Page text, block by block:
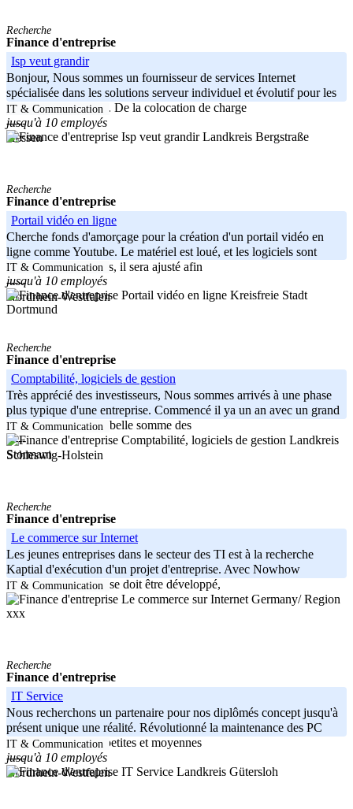
Recherche
Finance d'entreprise
Isp veut grandir
Bonjour, Nous sommes un fournisseur de services Internet
spécialisée dans les solutions serveur individuel et évolutif pour les
clients commerciaux. De la colocation de charge
-----
Hessen
IT & Communication
jusqu'à 10 employés
Landkreis Bergstraße
Recherche
Finance d'entreprise
Portail vidéo en ligne
Cherche fonds d'amorçage pour la création d'un portail vidéo en
ligne comme Youtube. Le matériel est loué, et les logiciels sont
achetés et développés, il sera ajusté afin
-----
Nordrhein-Westfalen
IT & Communication
jusqu'à 10 employés
Kreisfreie Stadt
Dortmund
Recherche
Finance d'entreprise
Comptabilité, logiciels de gestion
Très apprécié des investisseurs, Nous sommes arrivés à une phase
plus typique d'une entreprise. Commencé il ya un an avec un grand
enthousiasme et une belle somme des
-----
Schleswig-Holstein
IT & Communication
Landkreis
Stormarn
Recherche
Finance d'entreprise
Le commerce sur Internet
Les jeunes entreprises dans le secteur des TI est à la recherche
Kaptial d'exécution d'un projet d'entreprise. Avec Nowhow
échéant, une entreprise doit être développé,
IT & Communication
Germany/ Region
xxx
Recherche
Finance d'entreprise
IT Service
Nous recherchons un partenaire pour nos diplômés concept jusqu'à
présent unique une réalité. Révolutionné la maintenance des PC
pour les entreprises petites et moyennes
-----
Nordrhein-Westfalen
IT & Communication
jusqu'à 10 employés
Landkreis Gütersloh